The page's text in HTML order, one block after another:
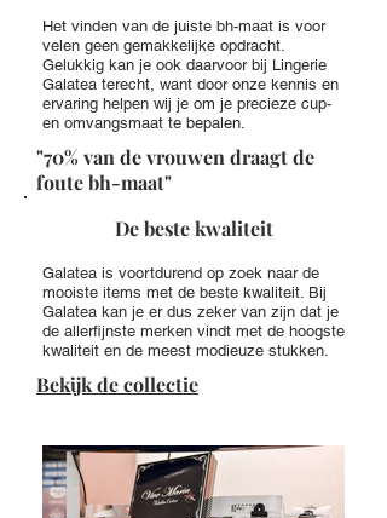
De beste kwaliteit
Galatea is voortdurend op zoek naar de
mooiste items met de beste kwaliteit. Bij
Galatea kan je er dus zeker van zijn dat je
de allerfijnste merken vindt met de hoogste
kwaliteit en de meest modieuze stukken.
Bekijk de collectie
Het vinden van de juiste bh-maat is voor
velen geen gemakkelijke opdracht.
Gelukkig kan je ook daarvoor bij Lingerie
Galatea terecht, want door onze kennis en
ervaring helpen wij je om je precieze cup-
en omvangsmaat te bepalen.
"70% van de vrouwen draagt de
foute bh-maat"